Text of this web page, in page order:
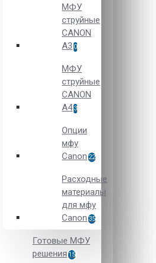
МФУ
струйные
CANON
А3 0
МФУ
струйные
CANON
А4 3
Опции
мфу
Canon 22
Расходные
материалы
для мфу
Canon 35
Готовые МФУ
решения 15